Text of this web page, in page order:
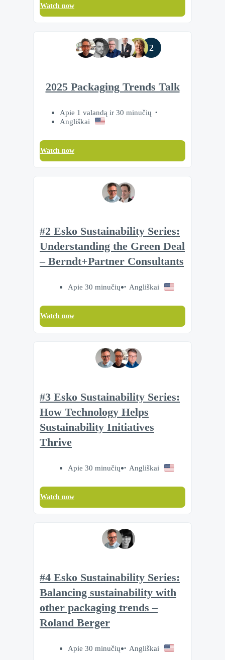
Watch now
2
2025 Packaging Trends Talk
Apie 1 valandą ir 30 minučių
Angliškai
Watch now
#2 Esko Sustainability Series:
Understanding the Green Deal
– Berndt+Partner Consultants
Apie 30 minučių Angliškai
Watch now
#3 Esko Sustainability Series:
How Technology Helps
Sustainability Initiatives
Thrive
Apie 30 minučių Angliškai
Watch now
#4 Esko Sustainability Series:
Balancing sustainability with
other packaging trends –
Roland Berger
Apie 30 minučių Angliškai